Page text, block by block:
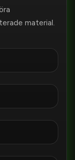
material.